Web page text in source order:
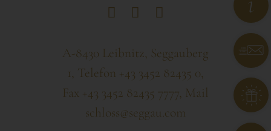
A-8430 Leibnitz, Seggauberg
1, Telefon +43 3452 82435 0,
Fax +43 3452 82435 7777, Mail
schloss@seggau.com